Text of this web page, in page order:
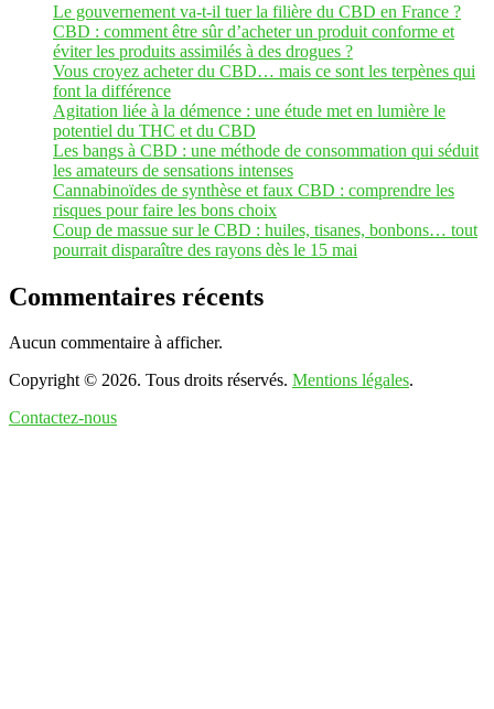
Le gouvernement va-t-il tuer la filière du CBD en France ?
CBD : comment être sûr d’acheter un produit conforme et
éviter les produits assimilés à des drogues ?
Vous croyez acheter du CBD… mais ce sont les terpènes qui
font la différence
Agitation liée à la démence : une étude met en lumière le
potentiel du THC et du CBD
Les bangs à CBD : une méthode de consommation qui séduit
les amateurs de sensations intenses
Cannabinoïdes de synthèse et faux CBD : comprendre les
risques pour faire les bons choix
Coup de massue sur le CBD : huiles, tisanes, bonbons… tout
pourrait disparaître des rayons dès le 15 mai
Commentaires récents
Aucun commentaire à afficher.
Copyright © 2026. Tous droits réservés. Mentions légales.
Contactez-nous